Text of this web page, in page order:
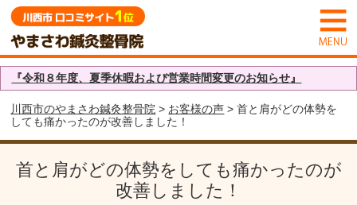
『令和８年度、夏季休暇および営業時間変更のお知らせ』
川西市のやまさわ鍼灸整骨院 > お客様の声 > 首と肩がどの体勢を
しても痛かったのが改善しました！
首と肩がどの体勢をしても痛かったのが
改善しました！